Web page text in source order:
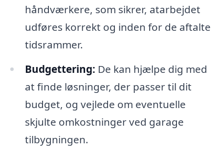
håndværkere, som sikrer, atarbejdet
udføres korrekt og inden for de aftalte
tidsrammer.
Budgettering: De kan hjælpe dig med
at finde løsninger, der passer til dit
budget, og vejlede om eventuelle
skjulte omkostninger ved garage
tilbygningen.